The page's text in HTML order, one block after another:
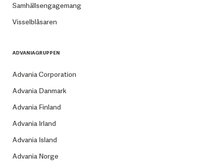
Samhällsengagemang
Visselblåsaren
ADVANIAGRUPPEN
Advania Corporation
Advania Danmark
Advania Finland
Advania Irland
Advania Island
Advania Norge